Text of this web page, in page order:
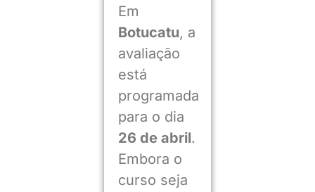
Em
Botucatu, a
avaliação
está
programada
para o dia
26 de abril.
Embora o
curso seja